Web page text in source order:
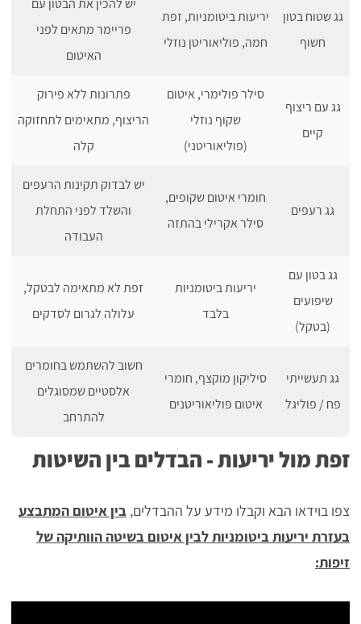
גג שטוח בטון
חשוף
יריעות ביטומניות, זפת
חמה, פוליאוריטן נוזלי
פריימר מתאים לפני
האיטום
גג עם ריצוף
קיים
סילר פולימרי, איטום
שקוף נוזלי
(פוליאוריטני)
פתרונות ללא פירוק
הריצוף, מתאימים לתחזוקה
קלה
גג רעפים
חומרי איטום שקופים,
סילר אקרילי בהתזה
יש לבדוק תקינות הרעפים
והשלד לפני התחלת
העבודה
גג בטון עם
שיפועים
(בטקל)
יריעות ביטומניות
בלבד
זפת לא מתאימה לבטקל,
עלולה לגרום לסדקים
גג תעשייתי
פח / פוליגל
סיליקון מוקצף, חומרי
איטום פוליאוריטנים
חשוב להשתמש בחומרים
אלסטיים שמסוגלים
להתרחב
זפת מול יריעות - הבדלים בין השיטות
צפו בוידאו הבא וקבלו מידע על ההבדלים, בין איטום המתבצע
בעזרת יריעות ביטומניות לבין איטום בשיטה הוותיקה של
זיפות: